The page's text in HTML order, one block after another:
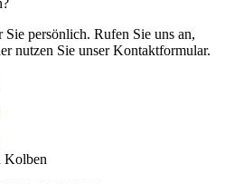
Sie persönlich. Rufen Sie uns an,
nutzen Sie unser Kontaktformular.
Kolben